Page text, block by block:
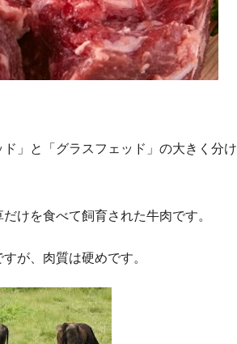
」と「グラスフェッド」の大きく分け
けを食べて飼育された牛肉です。
が、肉質は硬めです。